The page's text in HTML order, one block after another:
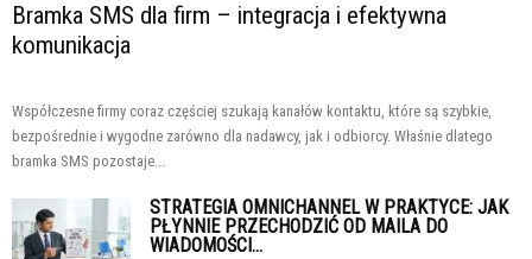
Bramka SMS dla firm – integracja i efektywna
komunikacja
Współczesne firmy coraz częściej szukają kanałów kontaktu, które są szybkie,
bezpośrednie i wygodne zarówno dla nadawcy, jak i odbiorcy. Właśnie dlatego
bramka SMS pozostaje...
STRATEGIA OMNICHANNEL W PRAKTYCE: JAK
PŁYNNIE PRZECHODZIĆ OD MAILA DO
WIADOMOŚCI...